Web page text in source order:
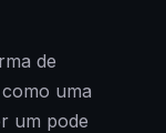
de
uma
um pode